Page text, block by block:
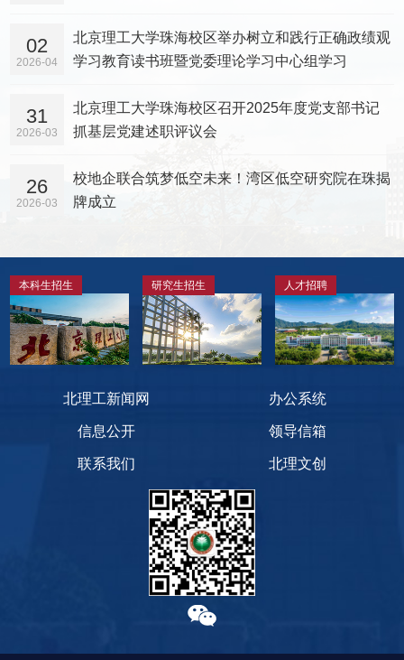
02
2026-04
北京理工大学珠海校区举办树立和践行正确政绩观
学习教育读书班暨党委理论学习中心组学习
31
2026-03
北京理工大学珠海校区召开2025年度党支部书记
抓基层党建述职评议会
26
2026-03
校地企联合筑梦低空未来！湾区低空研究院在珠揭
牌成立
本科生招生 研究生招生 人才招聘
北理工新闻网 办公系统
信息公开 领导信箱
联系我们 北理文创